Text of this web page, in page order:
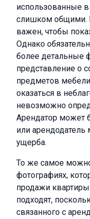
использованные
слишком общими.
важен, чтобы
Однако
более детальные
представление о
предметов
оказаться в
невозможно
Арендатор может
или
ущерба.
То же самое
фотографиях,
продажи
подходят,
связанного с